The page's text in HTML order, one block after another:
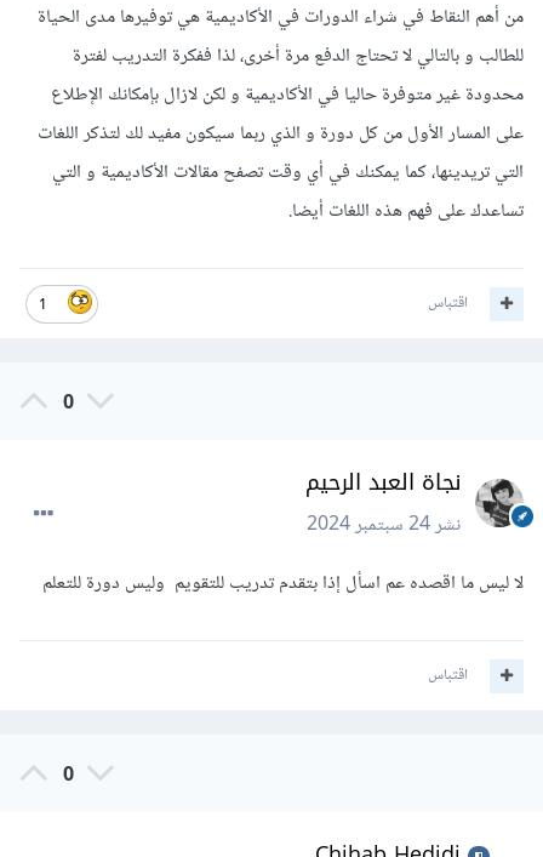
من أهم النقاط في شراء الدورات في الأكاديمية هي توفيرها مدى الحياة
للطالب و بالتالي لا تحتاج الدفع مرة أخرى، لذا ففكرة التدريب لفترة
محدودة غير متوفرة حاليا في الأكاديمية و لكن لازال بإمكانك الإطلاع
على المسار الأول من كل دورة و الذي ربما سيكون مفيد لك لتذكر اللغات
التي تريدينها، كما يمكنك في أي وقت تصفح مقالات الأكاديمية و التي
تساعدك على فهم هذه اللغات أيضا.
1 اقتباس
0
نجاة العبد الرحيم
نشر24 سبتمبر 2024
لا ليس ما اقصده عم اسأل إذا بتقدم تدريب للتقويم وليس دورة للتعلم
اقتباس
0